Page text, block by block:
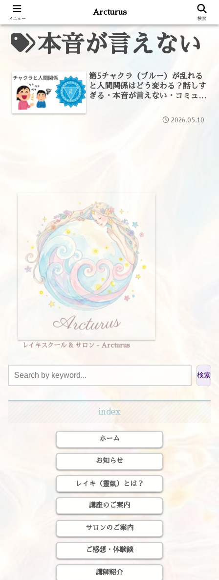
本音が言えない
第5チャクラ（ブルー）が乱れる
と人間関係はどう変わる？話しす
ぎる・本音が言えない・コミュニ
2026.05.10
レイキスクール & サロン - Arcturus
検索
index
ホーム
お知らせ
レイキ（靈氣）とは？
講座のご案内
サロンのご案内
ご感想・体験談
講師紹介
メニュー
Arcturus
検索